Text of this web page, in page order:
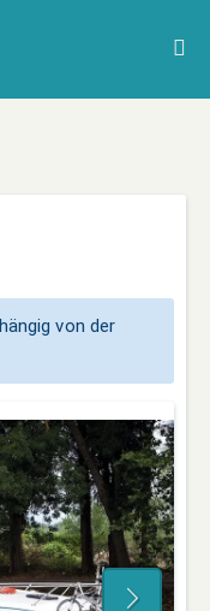
von der